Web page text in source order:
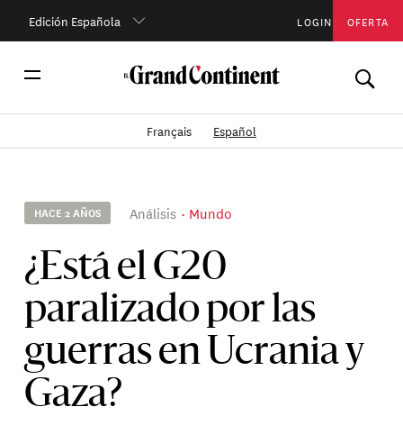
Edición Española LOGIN OFERTA
Français Español
HACE 2 AÑOS Análisis Mundo
¿Está el G20
paralizado por las
guerras en Ucrania y
Gaza?